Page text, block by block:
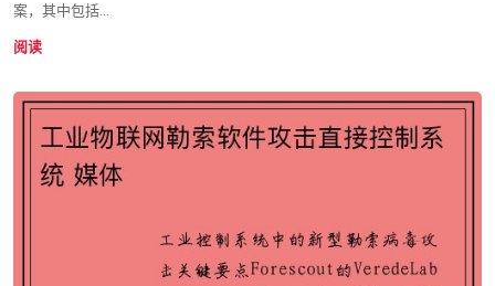
案，其中包括...
阅读